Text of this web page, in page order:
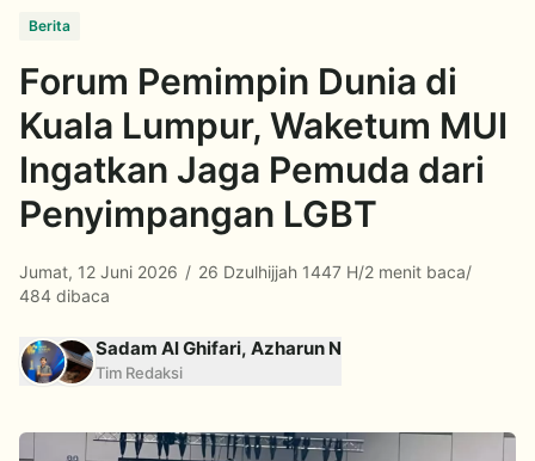
Berita
Forum Pemimpin Dunia di
Kuala Lumpur, Waketum MUI
Ingatkan Jaga Pemuda dari
Penyimpangan LGBT
Jumat, 12 Juni 2026 / 26 Dzulhijjah 1447 H/2 menit baca/
484 dibaca
Sadam Al Ghifari, Azharun N
Tim Redaksi